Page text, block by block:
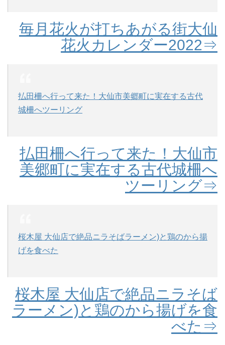
毎月花火が打ちあがる街大仙
花火カレンダー2022⇒
払田柵へ行って来た！大仙市美郷町に実在する古代
城柵へツーリング
払田柵へ行って来た！大仙市
美郷町に実在する古代城柵へ
ツーリング⇒
桜木屋 大仙店で絶品ニラそばラーメン)と鶏のから揚
げを食べた
桜木屋 大仙店で絶品ニラそば
ラーメン)と鶏のから揚げを食
べた⇒